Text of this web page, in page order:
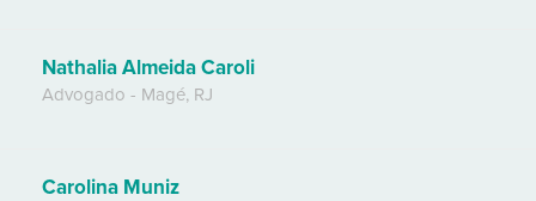
Nathalia Almeida Caroli
Advogado - Magé, RJ
Carolina Muniz